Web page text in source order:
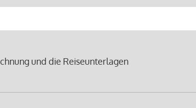
und die Reiseunterlagen